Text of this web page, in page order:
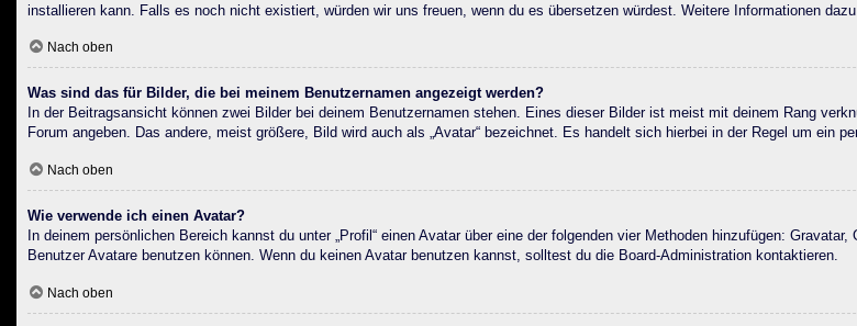
installieren kann. Falls es noch nicht existiert, würden wir uns freuen, wenn du es übersetzen würdest. Weitere Informationen
Nach oben
Was sind das für Bilder, die bei meinem Benutzernamen angezeigt werden?
In der Beitragsansicht können zwei Bilder bei deinem Benutzernamen stehen. Eines dieser Bilder ist meist mit deinem Rang
Forum angeben. Das andere, meist größere, Bild wird auch als „Avatar“ bezeichnet. Es handelt sich hierbei in der Regel um ein
Nach oben
Wie verwende ich einen Avatar?
In deinem persönlichen Bereich kannst du unter „Profil“ einen Avatar über eine der folgenden vier Methoden hinzufügen:
Benutzer Avatare benutzen können. Wenn du keinen Avatar benutzen kannst, solltest du die Board-Administration kontaktieren.
Nach oben